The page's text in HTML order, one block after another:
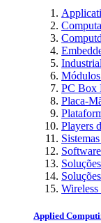
PC Box
Placa-
Players
Applied